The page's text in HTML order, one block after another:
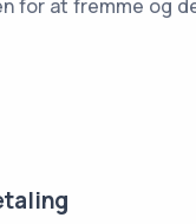
for at fremme og